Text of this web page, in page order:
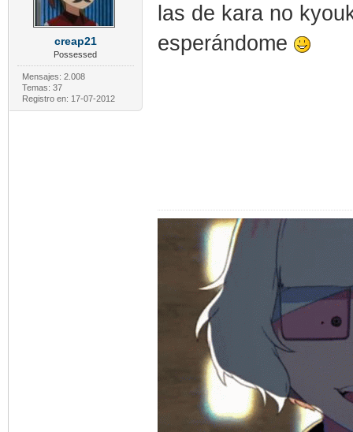
creap21
Possessed
Mensajes: 2.008
Temas: 37
Registro en: 17-07-2012
las de kara no
esperándome